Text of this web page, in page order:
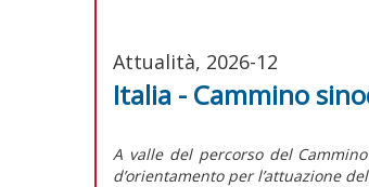
Attualità, 2026-12
Italia - Cammino
A valle del percorso del
d’orientamento per l’attuazione del